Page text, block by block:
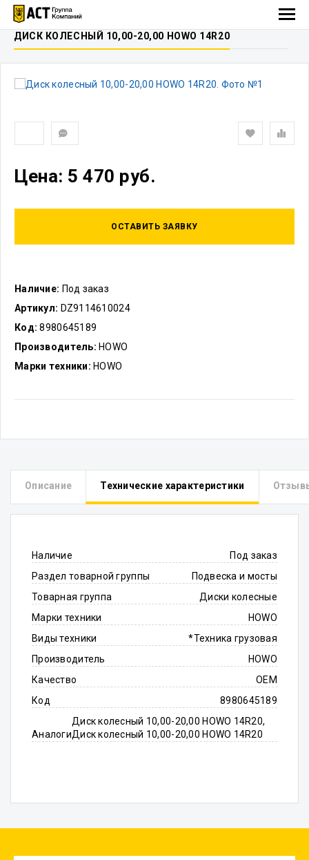
ДИСК КОЛЕСНЫЙ 10,00-20,00 HOWO 14R20
Наличие: Под заказ
Артикул: DZ9114610024
Код: 8980645189
Производитель: HOWO
Марки техники: HOWO
Цена: 5 470 руб.
ОСТАВИТЬ ЗАЯВКУ
Описание Технические характеристики
Наличие
Под заказ
Раздел товарной группы
Подвеска и мосты
Товарная группа
Диски колесные
Марки техники
HOWO
Виды техники
*Техника грузовая
Производитель
HOWO
Качество
OEM
Код
8980645189
Аналоги
Диск колесный 10,00-20,00 HOWO 14R20,
Диск колесный 10,00-20,00 HOWO 14R20